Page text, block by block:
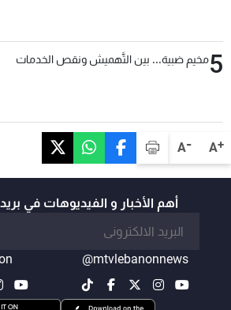
A+
A-
5مخيم ضبية... بين التَّهميش ونقص الخدمات
أهم الأخبار و الفيديوهات في
@mtvlebanonnews